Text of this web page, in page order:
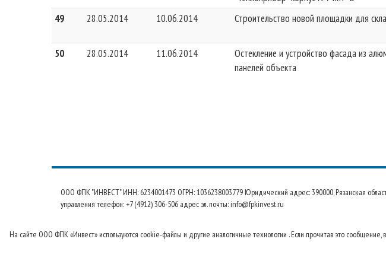
49 28.05.2014 10.06.2014 Строительство новой площадки для
50 28.05.2014 11.06.2014
Остекление и устройство фасада из
панелей объекта
ООО ФПК "ИНВЕСТ" ИНН: 6234001473 ОГРН: 1036238003779 Юридический адрес: 390000, Рязанская
управления телефон: +7 (4912) 306-506 адрес эл. почты: info@fpkinvest.ru
На сайте ООО ФПК «Инвест» используются cookie-файлы и другие аналогичные технологии . Если прочитав это